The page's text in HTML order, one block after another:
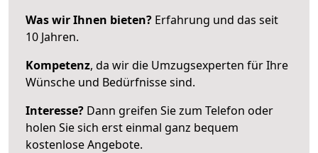
Was wir Ihnen bieten? Erfahrung und das seit
10 Jahren.
Kompetenz, da wir die Umzugsexperten für Ihre
Wünsche und Bedürfnisse sind.
Interesse? Dann greifen Sie zum Telefon oder
holen Sie sich erst einmal ganz bequem
kostenlose Angebote.